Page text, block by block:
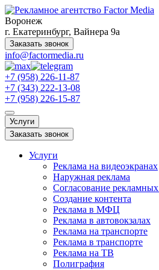
Воронеж
г. Екатеринбург, Вайнера 9а
Заказать звонок
info@factormedia.ru
+7 (958) 226-11-87
+7 (343) 222-13-08
+7 (958) 226-15-87
Услуги
Заказать звонок
Услуги
Реклама на видеоэкранах
Наружная реклама
Согласование
Создание контента
Реклама в МФЦ
Реклама в автовокзалах
Реклама на транспорте
Реклама в транспорте
Реклама на ТВ
Полиграфия